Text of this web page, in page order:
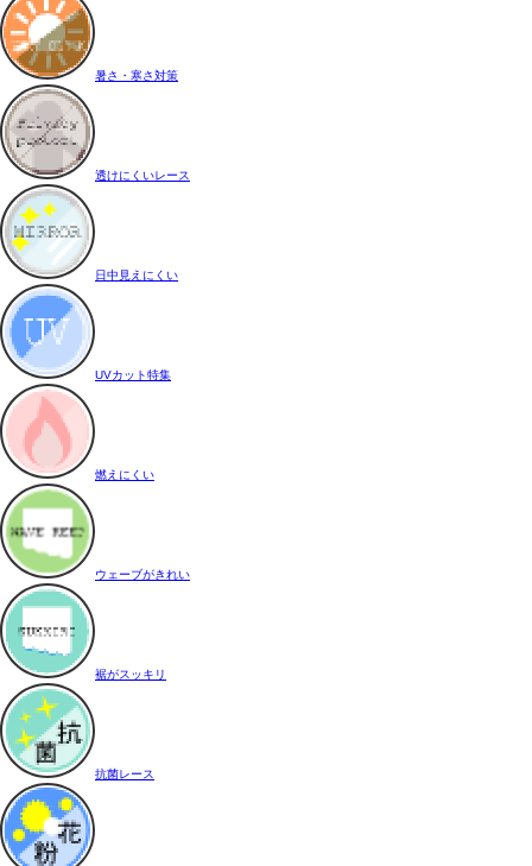
暑さ・寒さ対策
透けにくいレース
日中見えにくい
UVカット特集
燃えにくい
ウェーブがきれい
裾がスッキリ
抗菌レース